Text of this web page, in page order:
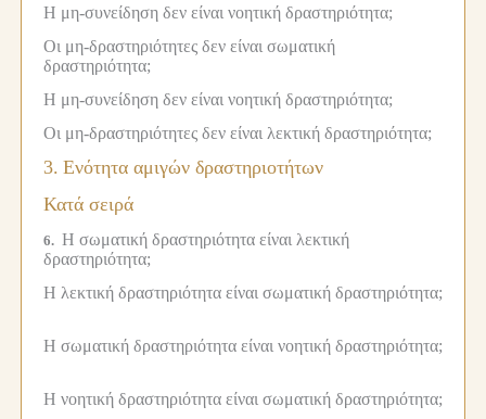
Η μη-συνείδηση δεν είναι νοητική δραστηριότητα;
Οι μη-δραστηριότητες δεν είναι σωματική
δραστηριότητα;
Η μη-συνείδηση δεν είναι νοητική δραστηριότητα;
Οι μη-δραστηριότητες δεν είναι λεκτική δραστηριότητα;
3. Ενότητα αμιγών δραστηριοτήτων
Κατά σειρά
6. Η σωματική δραστηριότητα είναι λεκτική
δραστηριότητα;
Η λεκτική δραστηριότητα είναι σωματική δραστηριότητα;
Η σωματική δραστηριότητα είναι νοητική δραστηριότητα;
Η νοητική δραστηριότητα είναι σωματική δραστηριότητα;